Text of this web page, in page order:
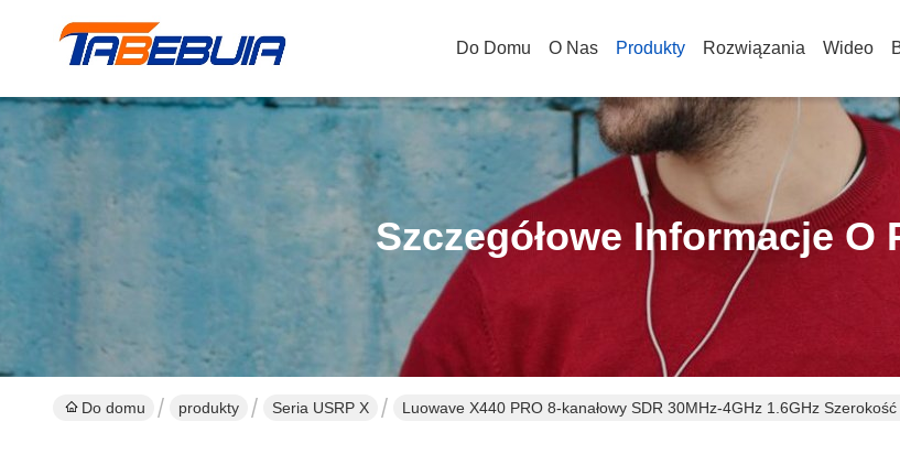
Do Domu O Nas Produkty Rozwiązania Wideo
Szczegółowe Informacje O
Do domu produkty Seria USRP X Luowave X440 PRO 8-kanałowy SDR 30MHz-4GHz 1.6GHz